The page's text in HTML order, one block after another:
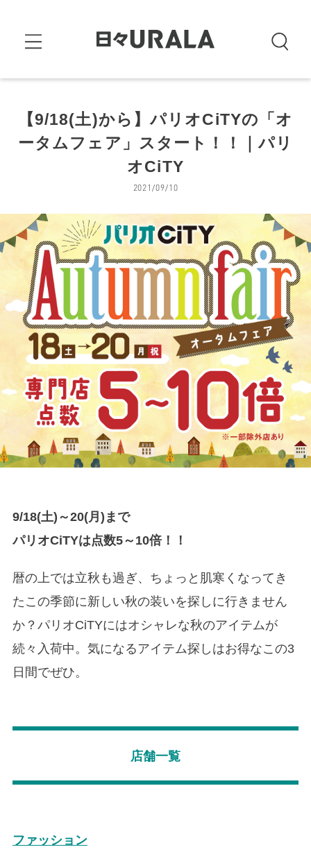
【9/18(土)から】パリオCiTYの「オ
ータムフェア」スタート！！｜パリ
オCiTY
2021/09/10
9/18(土)～20(月)まで
パリオCiTYは点数5～10倍！！
暦の上では立秋も過ぎ、ちょっと肌寒くなってき
たこの季節に新しい秋の装いを探しに行きません
か？パリオCiTYにはオシャレな秋のアイテムが
続々入荷中。気になるアイテム探しはお得なこの3
日間でぜひ。
店舗一覧
ファッション